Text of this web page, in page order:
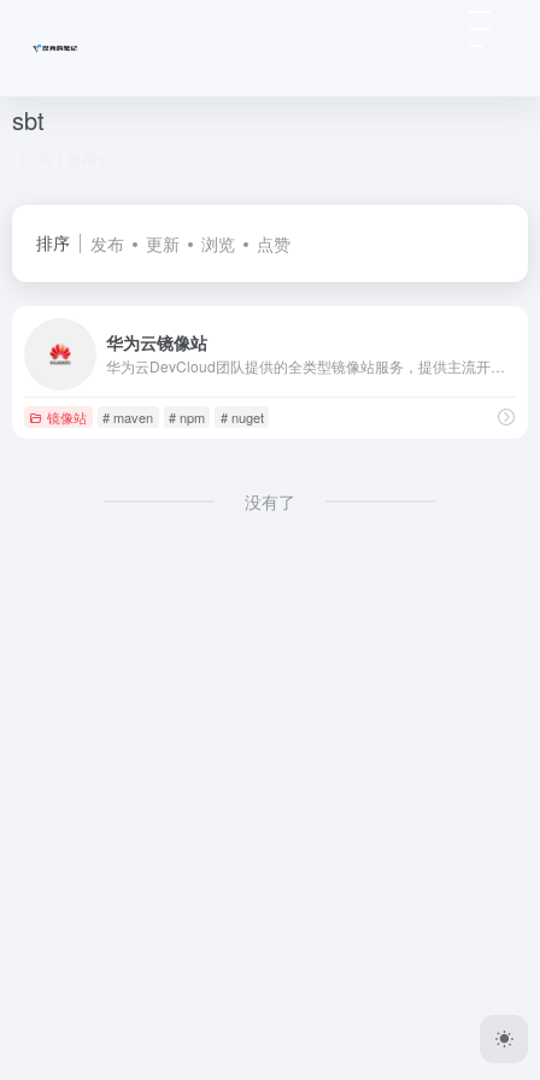
sbt
排序 发布 更新 浏览 点赞
华为云镜像站
镜像站 # maven # npm # nuget
没有了